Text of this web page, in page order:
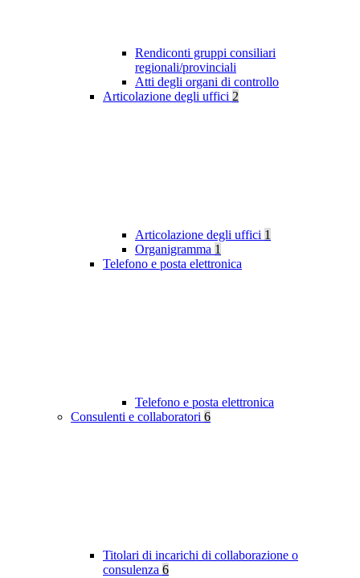
Rendiconti gruppi consiliari
regionali/provinciali
Atti degli organi di controllo
Articolazione degli uffici 2
Articolazione degli uffici 1
Organigramma 1
Telefono e posta elettronica
Telefono e posta elettronica
Consulenti e collaboratori 6
Titolari di incarichi di collaborazione o
consulenza 6